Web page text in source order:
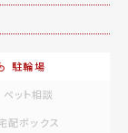
駐輪場
ペット相談
配ボックス